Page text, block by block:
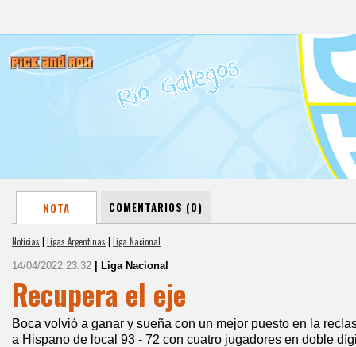
NOTA COMENTARIOS (0)
Noticias | Ligas Argentinas | Liga Nacional
14/04/2022 23:32 | Liga Nacional
Recupera el eje
Boca volvió a ganar y sueña con un mejor puesto en la
a Hispano de local 93 - 72 con cuatro jugadores en doble